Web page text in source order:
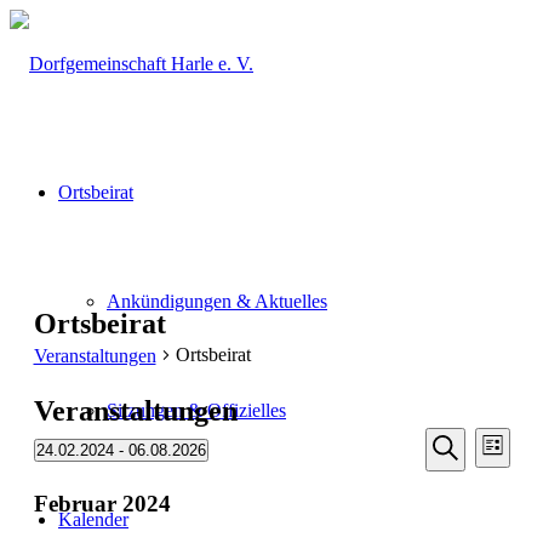
Ortsbeirat
Ankündigungen & Aktuelles
Sitzungen & Offizielles
Kalender
Ortsbeirat
Veranstaltungen Ortsbeirat
Veranstaltungen
Suche
Suche
Liste
24.02.2024 - 06.08.2026
wählen.
Februar 2024